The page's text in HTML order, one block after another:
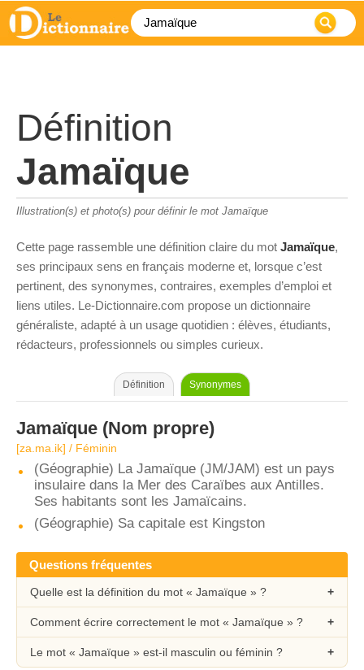
Définition
Jamaïque
Illustration(s) et photo(s) pour définir le mot Jamaïque
Cette page rassemble une définition claire du mot Jamaïque,
ses principaux sens en français moderne et, lorsque c’est
pertinent, des synonymes, contraires, exemples d’emploi et
liens utiles. Le-Dictionnaire.com propose un dictionnaire
généraliste, adapté à un usage quotidien : élèves, étudiants,
rédacteurs, professionnels ou simples curieux.
Définition Synonymes
Jamaïque (Nom propre)
[za.ma.ik] / Féminin
(Géographie) La Jamaïque (JM/JAM) est un pays
insulaire dans la Mer des Caraïbes aux Antilles.
Ses habitants sont les Jamaïcains.
(Géographie) Sa capitale est Kingston
Questions fréquentes
Quelle est la définition du mot « Jamaïque » ?
Comment écrire correctement le mot « Jamaïque » ?
Le mot « Jamaïque » est-il masculin ou féminin ?